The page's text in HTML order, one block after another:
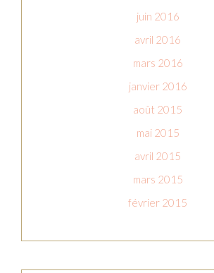
juin 2016
avril 2016
mars 2016
janvier 2016
août 2015
mai 2015
avril 2015
mars 2015
février 2015